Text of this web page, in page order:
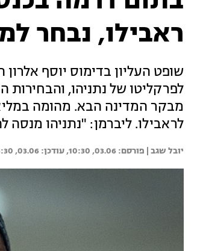
ראבילו, נבחר
לפרקליטו של נתניהו, והבחירות
מבקר המדינה הבא. מהומה
לראבילו. ליברמן: "נתניהו
יובל שגב | 03.06, 10:30
03.06, 16:30